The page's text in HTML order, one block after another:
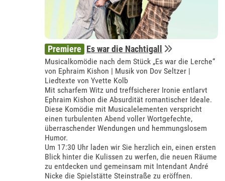
Premiere Es war die Nachtigall
Musicalkomödie nach dem Stück „Es war die Lerche“
von Ephraim Kishon | Musik von Dov Seltzer |
Liedtexte von Yvette Kolb
Mit scharfem Witz und treffsicherer Ironie entlarvt
Ephraim Kishon die Absurdität romantischer Ideale.
Diese Komödie mit Musicalelementen verspricht
einen turbulenten Abend voller Wortgefechte,
überraschender Wendungen und hemmungslosem
Humor.
Um 17:30 Uhr laden wir Sie herzlich ein, einen ersten
Blick hinter die Kulissen zu werfen, die neuen Räume
zu entdecken und gemeinsam mit Intendant André
Nicke die Spielstätte Steinstraße zu eröffnen.